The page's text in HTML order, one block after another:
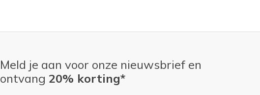
Meld je aan voor onze nieuwsbrief en
ontvang 20% korting*